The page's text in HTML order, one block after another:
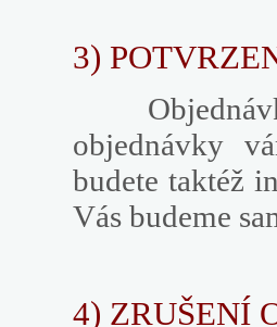
3)
objednávky
budete taktéž
Vás budeme
4) ZRUŠENÍ